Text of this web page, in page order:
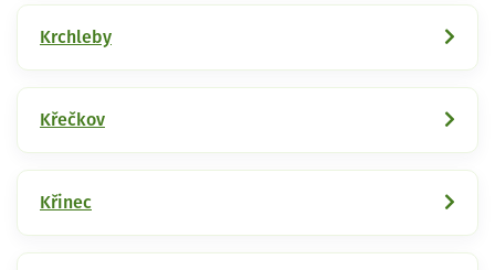
Krchleby
Křečkov
Křinec